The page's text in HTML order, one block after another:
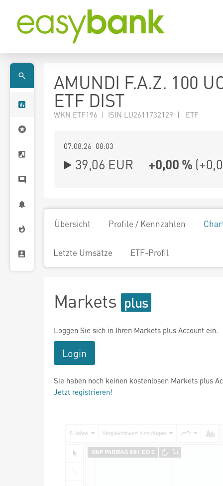
AMUNDI F.A.Z. 100
ETF DIST
WKN ETF196 | ISIN LU2611732129 | ETF
07.08.26 08:03
39,06 EUR +0,00 % (
Übersicht Profile / Kennzahlen
Letzte Umsätze ETF-Profil
Markets
Loggen Sie sich in Ihren Markets plus Account ein.
Login
Sie haben noch keinen kostenlosen Markets plus
Jetzt registrieren!